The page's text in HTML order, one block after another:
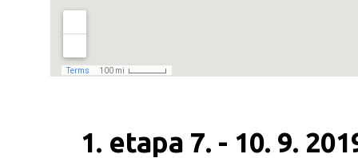
1. etapa 7. - 10. 9.